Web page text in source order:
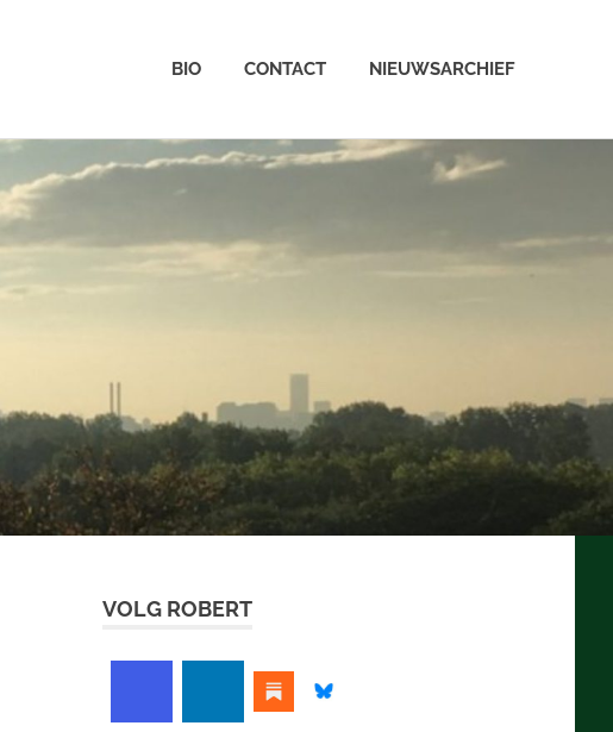
BIO CONTACT NIEUWSARCHIEF
VOLG ROBERT